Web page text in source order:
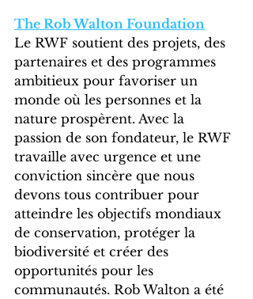
The Rob Walton Foundation
Le RWF soutient des projets, des
partenaires et des programmes
ambitieux pour favoriser un
monde où les personnes et la
nature prospèrent. Avec la
passion de son fondateur, le RWF
travaille avec urgence et une
conviction sincère que nous
devons tous contribuer pour
atteindre les objectifs mondiaux
de conservation, protéger la
biodiversité et créer des
opportunités pour les
communautés. Rob Walton a été